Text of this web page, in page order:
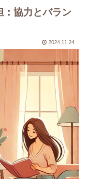
：協力とバラン
2024.11.24